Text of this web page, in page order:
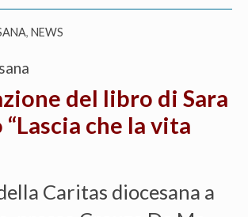
, NEWS
del libro di Sara
che la vita
Caritas diocesana a